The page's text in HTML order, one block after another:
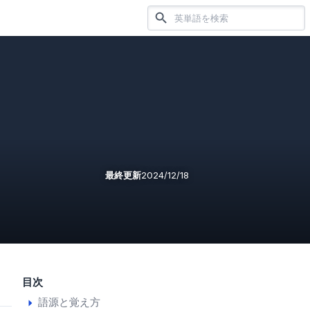
最終更新2024/12/18
目次
語源と覚え方